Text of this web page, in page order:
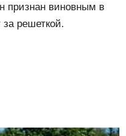
признан виновным в
за решеткой.